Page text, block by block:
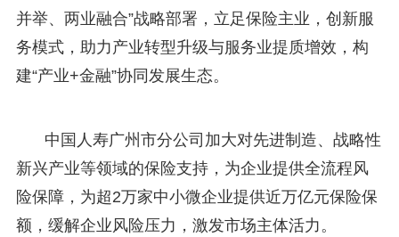
并举、两业融合”战略部署，立足保险主业，创新服
务模式，助力产业转型升级与服务业提质增效，构
建“产业+金融”协同发展生态。
中国人寿广州市分公司加大对先进制造、战略性
新兴产业等领域的保险支持，为企业提供全流程风
险保障，为超2万家中小微企业提供近万亿元保险保
额，缓解企业风险压力，激发市场主体活力。